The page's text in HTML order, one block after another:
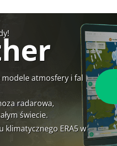
modele atmosfery i fal
radarowa,
świecie.
klimatycznego ERA5 w